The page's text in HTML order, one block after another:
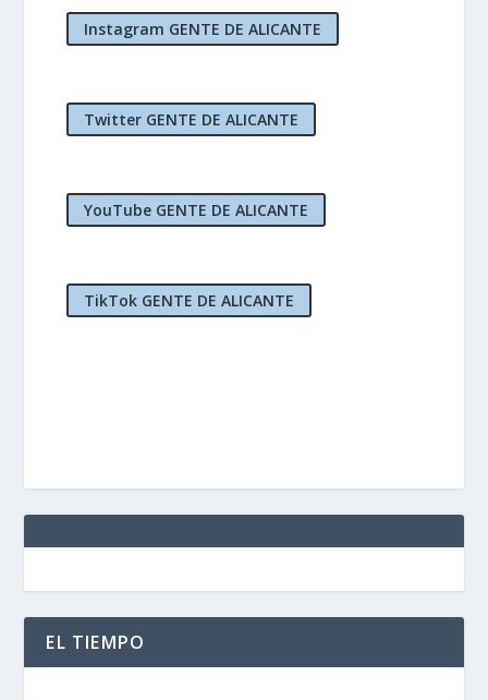
Instagram GENTE DE ALICANTE
Twitter GENTE DE ALICANTE
YouTube GENTE DE ALICANTE
TikTok GENTE DE ALICANTE
EL TIEMPO